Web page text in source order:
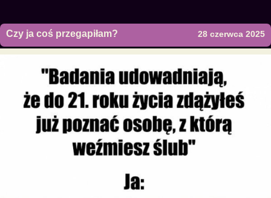
Czy ja coś przegapiłam? 28 czerwca 2025